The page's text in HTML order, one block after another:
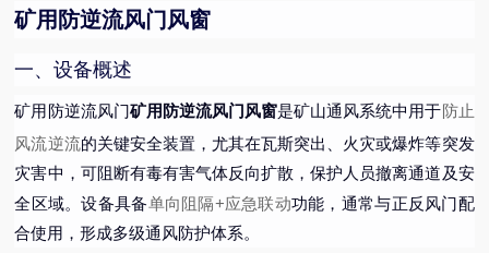
矿用防逆流风门风窗
一、设备概述
矿用防逆流风门矿用防逆流风门风窗是矿山通风系统中用于防止
风流逆流的关键安全装置，尤其在瓦斯突出、火灾或爆炸等突发
灾害中，可阻断有毒有害气体反向扩散，保护人员撤离通道及安
全区域。设备具备单向阻隔+应急联动功能，通常与正反风门配
合使用，形成多级通风防护体系。